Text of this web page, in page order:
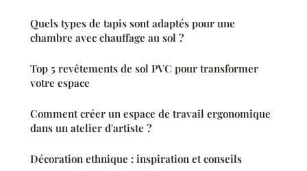
Quels types de tapis sont adaptés pour une
chambre avec chauffage au sol ?
Top 5 revêtements de sol PVC pour transformer
votre espace
Comment créer un espace de travail ergonomique
dans un atelier d'artiste ?
Décoration ethnique : inspiration et conseils